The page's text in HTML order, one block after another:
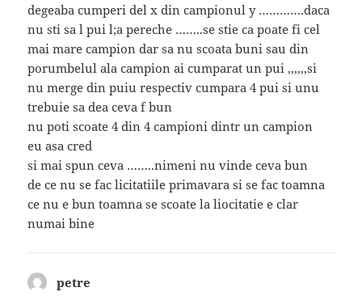
degeaba cumperi del x din campionul y ………….daca
nu sti sa l pui l;a pereche ……..se stie ca poate fi cel
mai mare campion dar sa nu scoata buni sau din
porumbelul ala campion ai cumparat un pui ,,,,,,si
nu merge din puiu respectiv cumpara 4 pui si unu
trebuie sa dea ceva f bun
nu poti scoate 4 din 4 campioni dintr un campion
eu asa cred
si mai spun ceva ……..nimeni nu vinde ceva bun
de ce nu se fac licitatiile primavara si se fac toamna
ce nu e bun toamna se scoate la liocitatie e clar
numai bine
petre